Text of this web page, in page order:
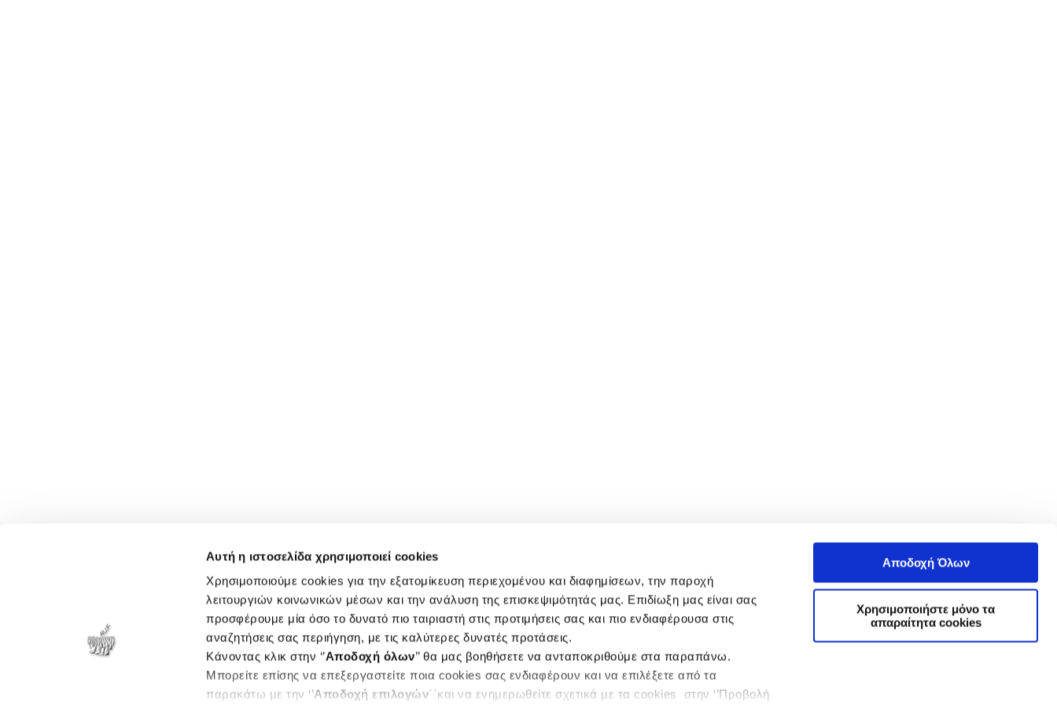
Αυτή η ιστοσελίδα χρησιμοποιεί cookies
Χρησιμοποιούμε cookies για την εξατομίκευση περιεχομένου και διαφημίσεων, την παροχή
λειτουργιών κοινωνικών μέσων και την ανάλυση της επισκεψιμότητάς μας. Επιδίωξη μας είναι σας
προσφέρουμε μία όσο το δυνατό πιο ταιριαστή στις προτιμήσεις σας και πιο ενδιαφέρουσα στις
αναζητήσεις σας περιήγηση, με τις καλύτερες δυνατές προτάσεις.
Κάνοντας κλικ στην ‘’Αποδοχή όλων’’ θα μας βοηθήσετε να ανταποκριθούμε στα παραπάνω.
Μπορείτε επίσης να επεξεργαστείτε ποια cookies σας ενδιαφέρουν και να επιλέξετε από τα
παρακάτω με την ‘’Αποδοχή επιλογών΄΄και να ενημερωθείτε σχετικά με τα cookies στην ‘’Προβολή
Αποδοχή Όλων
Χρησιμοποιήστε μόνο τα
απαραίτητα cookies